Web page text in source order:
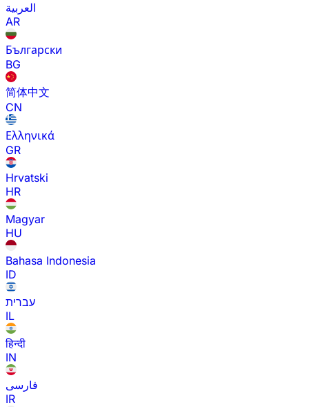
العربية
AR
Български
BG
简体中文
CN
Ελληνικά
GR
Hrvatski
HR
Magyar
HU
Bahasa Indonesia
ID
עברית
IL
हिन्दी
IN
فارسی
IR